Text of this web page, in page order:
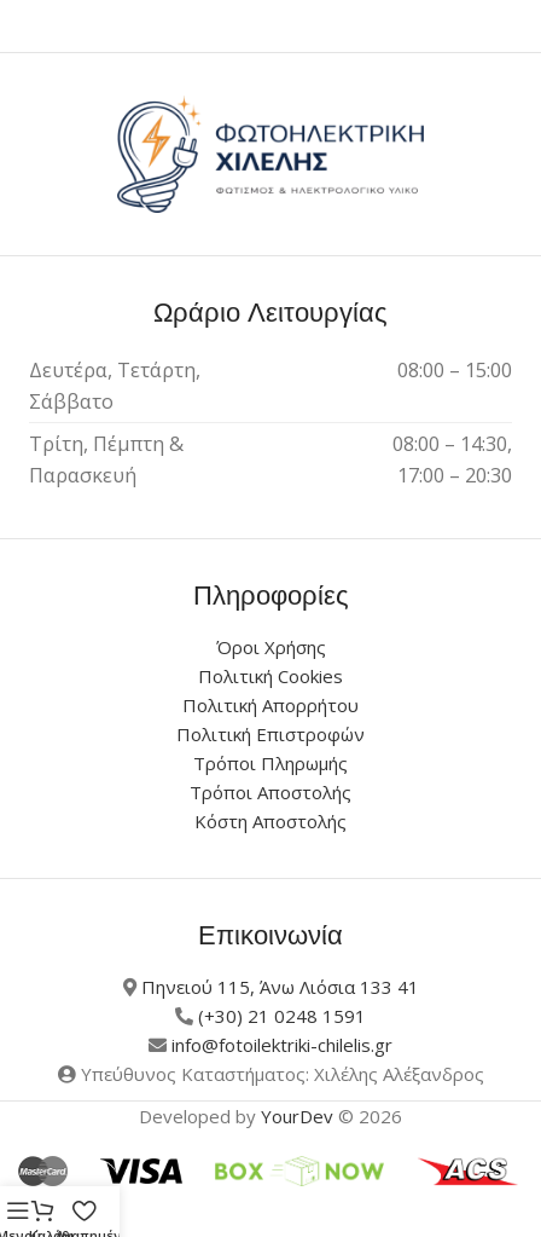
Ωράριο Λειτουργίας
Δευτέρα, Τετάρτη,
Σάββατο
08:00 – 15:00
Τρίτη, Πέμπτη &
Παρασκευή
08:00 – 14:30,
17:00 – 20:30
Πληροφορίες
Όροι Χρήσης
Πολιτική Cookies
Πολιτική Απορρήτου
Πολιτική Επιστροφών
Τρόποι Πληρωμής
Τρόποι Αποστολής
Κόστη Αποστολής
Επικοινωνία
Πηνειού 115, Άνω Λιόσια 133 41
(+30) 21 0248 1591
info@fotoilektriki-chilelis.gr
Υπεύθυνος Καταστήματος: Χιλέλης Αλέξανδρος
Developed by YourDev © 2026